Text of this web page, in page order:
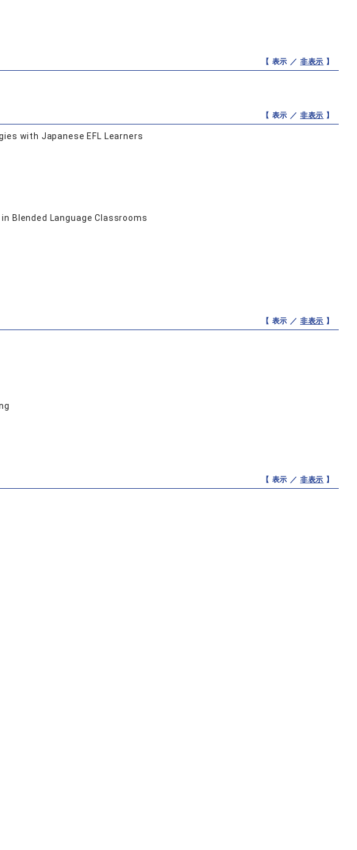
【 表示 ／ 非表示 】
【 表示 ／ 非表示 】
with Japanese EFL Learners
Blended Language Classrooms
【 表示 ／ 非表示 】
【 表示 ／ 非表示 】